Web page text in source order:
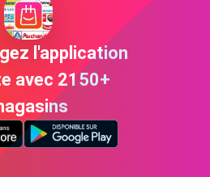
l'application
avec 2150+